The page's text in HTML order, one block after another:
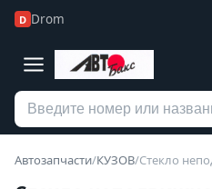
D Drom
Автозапчасти/КУЗОВ/Стекло